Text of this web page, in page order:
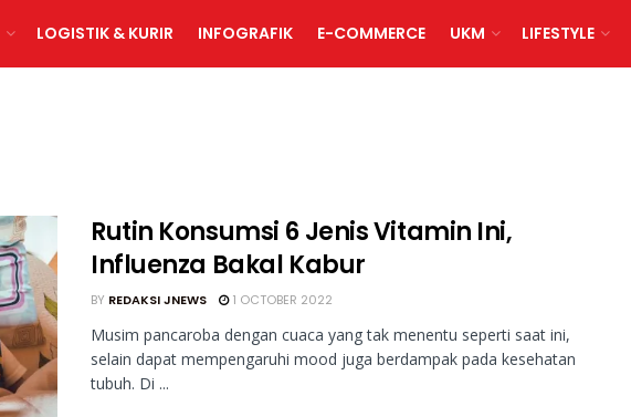
LOGISTIK & KURIR INFOGRAFIK E-COMMERCE UKM LIFESTYLE
Rutin Konsumsi 6 Jenis Vitamin Ini,
Influenza Bakal Kabur
BY REDAKSI JNEWS 1 OCTOBER 2022
Musim pancaroba dengan cuaca yang tak menentu seperti saat ini,
selain dapat mempengaruhi mood juga berdampak pada kesehatan
tubuh. Di ...